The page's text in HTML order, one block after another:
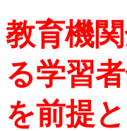
教育機
る学習
を前提